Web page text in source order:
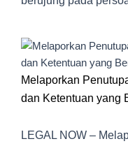
Melaporkan
dan Ketentuan yang
LEGAL NOW –